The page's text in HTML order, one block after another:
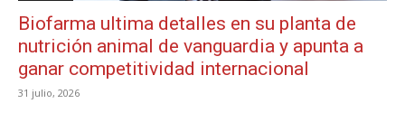
Biofarma ultima detalles en su planta de
nutrición animal de vanguardia y apunta a
ganar competitividad internacional
31 julio, 2026